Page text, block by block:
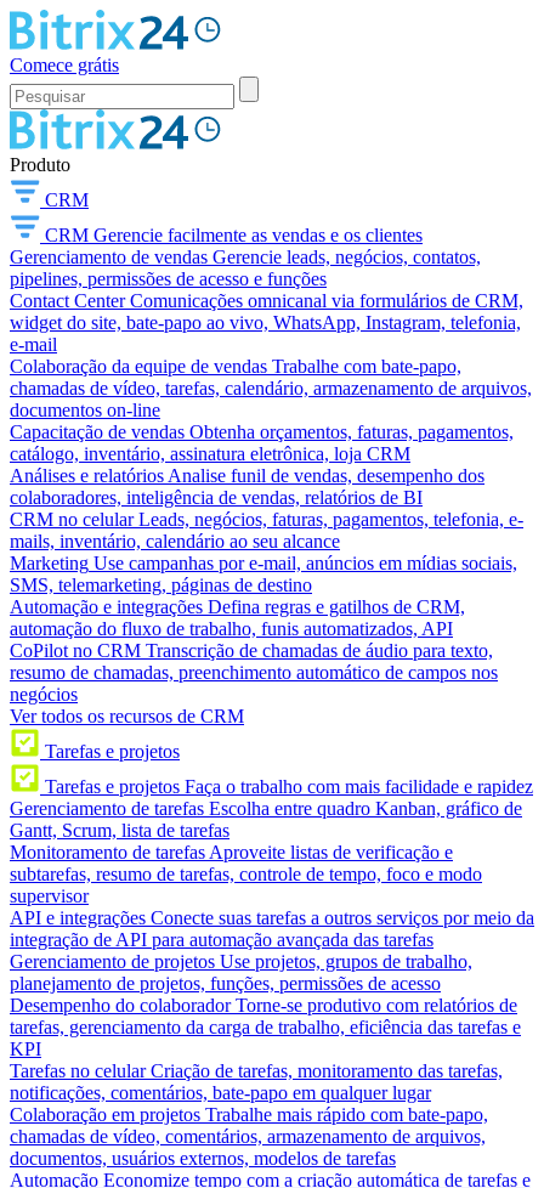
Comece grátis
Produto
CRM
CRM Gerencie facilmente as vendas e os clientes
Gerenciamento de vendas Gerencie leads, negócios, contatos,
pipelines, permissões de acesso e funções
Contact Center Comunicações omnicanal via formulários de CRM,
widget do site, bate-papo ao vivo, WhatsApp, Instagram, telefonia,
e-mail
Colaboração da equipe de vendas Trabalhe com bate-papo,
chamadas de vídeo, tarefas, calendário, armazenamento de arquivos,
documentos on-line
Capacitação de vendas Obtenha orçamentos, faturas, pagamentos,
catálogo, inventário, assinatura eletrônica, loja CRM
Análises e relatórios Analise funil de vendas, desempenho dos
colaboradores, inteligência de vendas, relatórios de BI
CRM no celular Leads, negócios, faturas, pagamentos, telefonia, e-
mails, inventário, calendário ao seu alcance
Marketing Use campanhas por e-mail, anúncios em mídias sociais,
SMS, telemarketing, páginas de destino
Automação e integrações Defina regras e gatilhos de CRM,
automação do fluxo de trabalho, funis automatizados, API
CoPilot no CRM Transcrição de chamadas de áudio para texto,
resumo de chamadas, preenchimento automático de campos nos
negócios
Ver todos os recursos de CRM
Tarefas e projetos
Tarefas e projetos Faça o trabalho com mais facilidade e rapidez
Gerenciamento de tarefas Escolha entre quadro Kanban, gráfico de
Gantt, Scrum, lista de tarefas
Monitoramento de tarefas Aproveite listas de verificação e
subtarefas, resumo de tarefas, controle de tempo, foco e modo
supervisor
API e integrações Conecte suas tarefas a outros serviços por meio da
integração de API para automação avançada das tarefas
Gerenciamento de projetos Use projetos, grupos de trabalho,
planejamento de projetos, funções, permissões de acesso
Desempenho do colaborador Torne-se produtivo com relatórios de
tarefas, gerenciamento da carga de trabalho, eficiência das tarefas e
KPI
Tarefas no celular Criação de tarefas, monitoramento das tarefas,
notificações, comentários, bate-papo em qualquer lugar
Colaboração em projetos Trabalhe mais rápido com bate-papo,
chamadas de vídeo, comentários, armazenamento de arquivos,
documentos, usuários externos, modelos de tarefas
Automação Economize tempo com a criação automática de tarefas e